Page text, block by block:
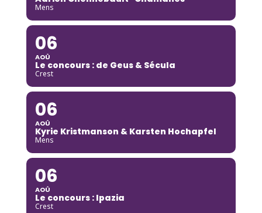
Mens
06
AOÛ
Le concours : de Geus & Sécula
Crest
06
AOÛ
Kyrie Kristmanson & Karsten Hochapfel
Mens
06
AOÛ
Le concours : Ipazia
Crest